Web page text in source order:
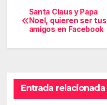
Navegación
de
Santa Claus y Papa
Noel, quieren ser tus
amigos en Facebook
Entrada relacionada